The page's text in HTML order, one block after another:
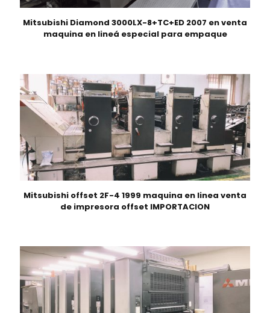
Mitsubishi Diamond 3000LX-8+TC+ED 2007 en venta
maquina en lineá especial para empaque
Mitsubishi offset 2F-4 1999 maquina en linea venta
de impresora offset IMPORTACION